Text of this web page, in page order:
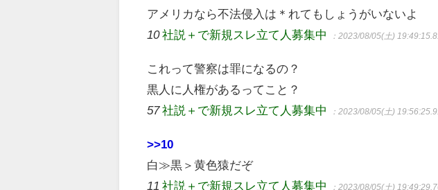
アメリカなら不法侵入は＊れてもしょうがいないよ
10 社説＋で新規スレ立て人募集中 ：2023/08/05(土)
これって警察は罪になるの？
黒人に人権があるってこと？
57 社説＋で新規スレ立て人募集中 ：2023/08/05(土)
>>10
白≫黒＞黄色猿だぞ
11 社説＋で新規スレ立て人募集中 ：2023/08/05(土)